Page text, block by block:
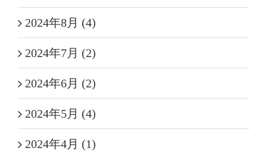
2024年8月 (4)
2024年7月 (2)
2024年6月 (2)
2024年5月 (4)
2024年4月 (1)